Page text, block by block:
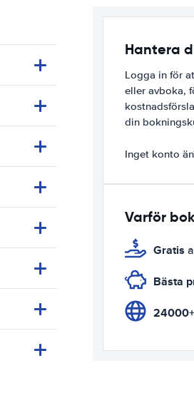
Hantera
Logga in för
eller avboka,
din
Inget konto
Varför
Gratis
Bästa
24000+